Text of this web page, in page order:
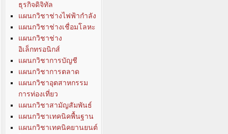
ธุรกิจดิจิทัล
แผนกวิชาช่างไฟฟ้ากำลัง
แผนกวิชาช่างเชื่อมโลหะ
แผนกวิชาช่าง
อิเล็กทรอนิกส์
แผนกวิชาการบัญชี
แผนกวิชาการตลาด
แผนกวิชาอุตสาหกรรม
การท่องเที่ยว
แผนกวิชาสามัญสัมพันธ์
แผนกวิชาเทคนิคพื้นฐาน
แผนกวิชาเทคนิคยานยนต์